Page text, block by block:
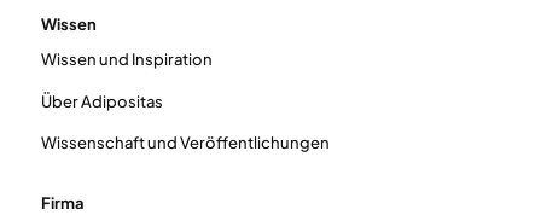
Wissen
Wissen und Inspiration
Über Adipositas
Wissenschaft und Veröffentlichungen
Firma